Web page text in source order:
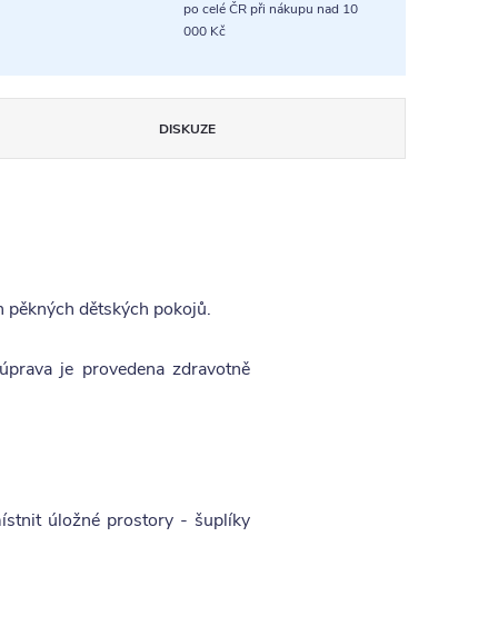
po celé ČR při nákupu nad 10
000 Kč
DISKUZE
dětských pokojů.
je provedena zdravotně
úložné prostory - šuplíky